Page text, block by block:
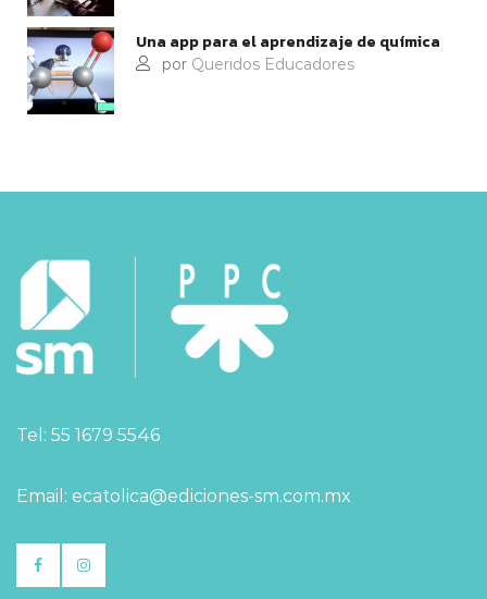
Una app para el aprendizaje de química
por Queridos Educadores
Tel: 55 1679 5546
Email: ecatolica@ediciones-sm.com.mx